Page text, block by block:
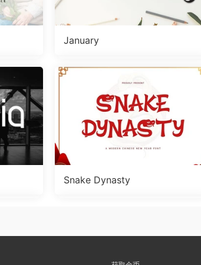
January
Snake Dynasty